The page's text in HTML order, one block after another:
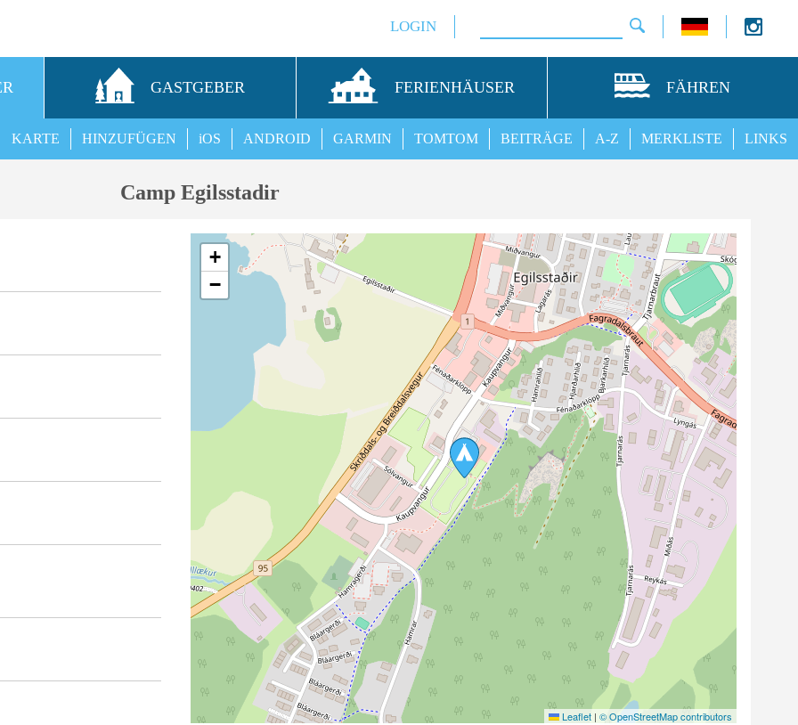
LOGIN
GASTGEBER FERIENHÄUSER FÄHREN
LINKS
MERKLISTE
A-Z
BEITRÄGE
TOMTOM
GARMIN
ANDROID
iOS
HINZUFÜGEN
KARTE
Camp Egilsstadir
+
−
Leaflet | © OpenStreetMap contributors